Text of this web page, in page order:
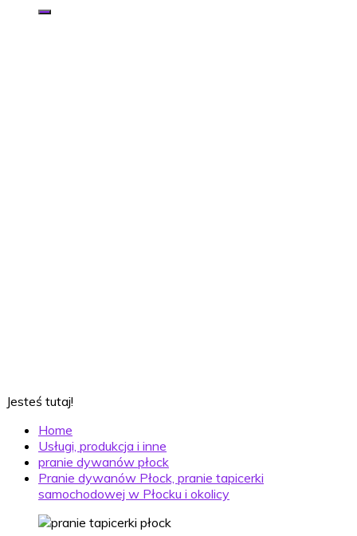
Jesteś tutaj!
Home
Usługi, produkcja i inne
pranie dywanów płock
Pranie dywanów Płock, pranie tapicerki
samochodowej w Płocku i okolicy